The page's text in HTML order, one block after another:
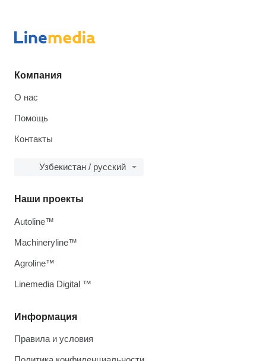
Компания
О нас
Помощь
Контакты
Узбекистан / русский
Информация
Правила и условия
Наши проекты
Autoline™
Machineryline™
Agroline™
Linemedia Digital ™